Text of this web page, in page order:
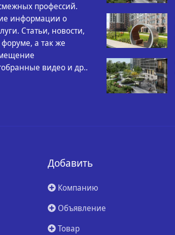
профессий.
информации о
Статьи, новости,
а так же
видео и др..
Добавить
Компанию
Объявление
Товар